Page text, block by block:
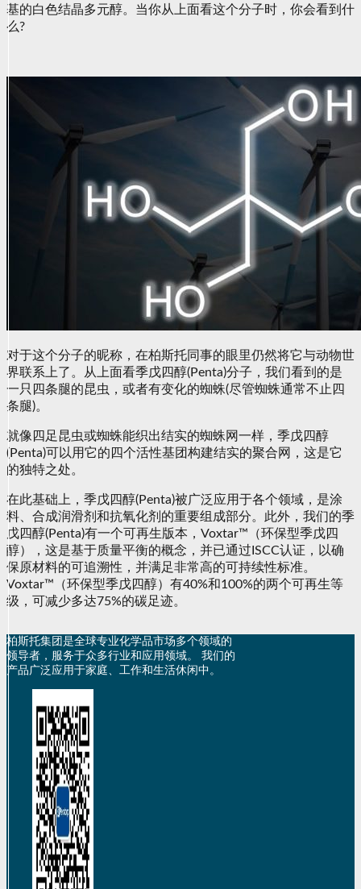
基的白色结晶多元醇。当你从上面看这个分子时，你会看到什
么?
对于这个分子的昵称，在柏斯托同事的眼里仍然将它与动物世
界联系上了。从上面看季戊四醇(Penta)分子，我们看到的是
一只四条腿的昆虫，或者有变化的蜘蛛(尽管蜘蛛通常不止四
条腿)。
就像四足昆虫或蜘蛛能织出结实的蜘蛛网一样，季戊四醇
(Penta)可以用它的四个活性基团构建结实的聚合网，这是它
的独特之处。
在此基础上，季戊四醇(Penta)被广泛应用于各个领域，是涂
料、合成润滑剂和抗氧化剂的重要组成部分。此外，我们的季
戊四醇(Penta)有一个可再生版本，Voxtar™（环保型季戊四
醇），这是基于质量平衡的概念，并已通过ISCC认证，以确
保原材料的可追溯性，并满足非常高的可持续性标准。
Voxtar™（环保型季戊四醇）有40%和100%的两个可再生等
级，可减少多达75%的碳足迹。
柏斯托集团是全球专业化学品市场多个领域的
领导者，服务于众多行业和应用领域。 我们的
产品广泛应用于家庭、工作和生活休闲中。